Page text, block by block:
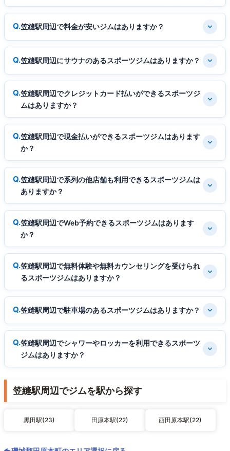
笠縫駅周辺で料金が安いジムはありますか？
笠縫駅周辺にサウナのあるスポーツジムはありますか？
笠縫駅周辺でクレジットカード払いができるスポーツジ
ムはありますか？
笠縫駅周辺で現金払いができるスポーツジムはあります
か？
笠縫駅周辺で系列の他店舗も利用できるスポーツジムは
ありますか？
笠縫駅周辺でWeb予約できるスポーツジムはあります
か？
笠縫駅周辺で無料体験や無料カウンセリングを受けられ
るスポーツジムはありますか？
笠縫駅周辺で駐車場のあるスポーツジムはありますか？
笠縫駅周辺でシャワーやロッカーを利用できるスポーツ
ジムはありますか？
笠縫駅周辺でジムを駅から探す
黒田駅(23) 田原本駅(22) 西田原本駅(22)